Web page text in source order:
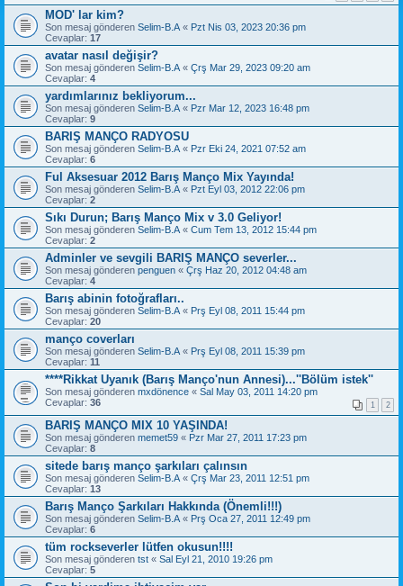
MOD' lar kim?
Son mesaj gönderen Selim-B.A « Pzt Nis 03, 2023 20:36 pm
Cevaplar: 17
avatar nasıl değişir?
Son mesaj gönderen Selim-B.A « Çrş Mar 29, 2023 09:20 am
Cevaplar: 4
yardımlarınız bekliyorum...
Son mesaj gönderen Selim-B.A « Pzr Mar 12, 2023 16:48 pm
Cevaplar: 9
BARIŞ MANÇO RADYOSU
Son mesaj gönderen Selim-B.A « Pzr Eki 24, 2021 07:52 am
Cevaplar: 6
Ful Aksesuar 2012 Barış Manço Mix Yayında!
Son mesaj gönderen Selim-B.A « Pzt Eyl 03, 2012 22:06 pm
Cevaplar: 2
Sıkı Durun; Barış Manço Mix v 3.0 Geliyor!
Son mesaj gönderen Selim-B.A « Cum Tem 13, 2012 15:44 pm
Cevaplar: 2
Adminler ve sevgili BARIŞ MANÇO severler...
Son mesaj gönderen penguen « Çrş Haz 20, 2012 04:48 am
Cevaplar: 4
Barış abinin fotoğrafları..
Son mesaj gönderen Selim-B.A « Prş Eyl 08, 2011 15:44 pm
Cevaplar: 20
manço coverları
Son mesaj gönderen Selim-B.A « Prş Eyl 08, 2011 15:39 pm
Cevaplar: 11
****Rikkat Uyanık (Barış Manço'nun Annesi)...''Bölüm istek''
Son mesaj gönderen mxdönence « Sal May 03, 2011 14:20 pm
Cevaplar: 36 1 2
BARIŞ MANÇO MIX 10 YAŞINDA!
Son mesaj gönderen memet59 « Pzr Mar 27, 2011 17:23 pm
Cevaplar: 8
sitede barış manço şarkıları çalınsın
Son mesaj gönderen Selim-B.A « Çrş Mar 23, 2011 12:51 pm
Cevaplar: 13
Barış Manço Şarkıları Hakkında (Önemli!!!)
Son mesaj gönderen Selim-B.A « Prş Oca 27, 2011 12:49 pm
Cevaplar: 6
tüm rockseverler lütfen okusun!!!!
Son mesaj gönderen tst « Sal Eyl 21, 2010 19:26 pm
Cevaplar: 5